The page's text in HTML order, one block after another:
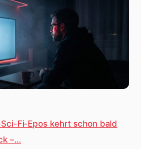
Fi-Epos kehrt schon bald
–…